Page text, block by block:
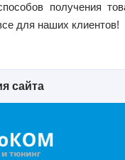
получения
для наших клиентов!
сайта